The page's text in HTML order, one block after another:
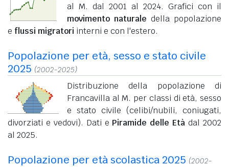
al M. dal 2001 al 2024. Grafici con il
movimento naturale della popolazione
e flussi migratori interni e con l'estero.
Popolazione per età, sesso e stato civile
2025 (2002-2025)
Distribuzione della popolazione di
Francavilla al M. per classi di età, sesso
e stato civile (celibi/nubili, coniugati,
divorziati e vedovi). Dati e Piramide delle Età dal 2002
al 2025.
Popolazione per età scolastica 2025 (2002-